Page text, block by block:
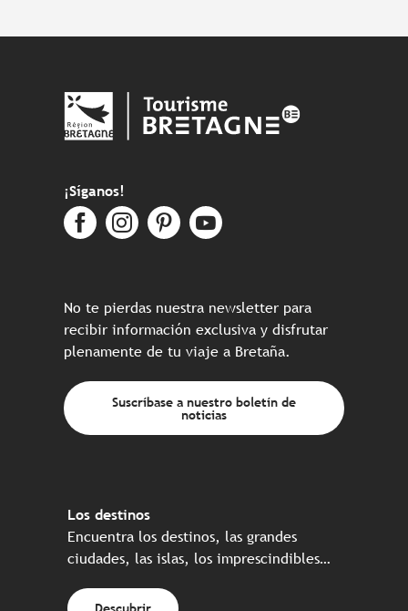
¡Síganos!
No te pierdas nuestra newsletter para
recibir información exclusiva y disfrutar
plenamente de tu viaje a Bretaña.
Suscríbase a nuestro boletín de
noticias
Los destinos
Encuentra los destinos, las grandes
ciudades, las islas, los imprescindibles…